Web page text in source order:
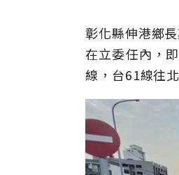
彰化縣伸港鄉
在立委任內，
線，台61線往